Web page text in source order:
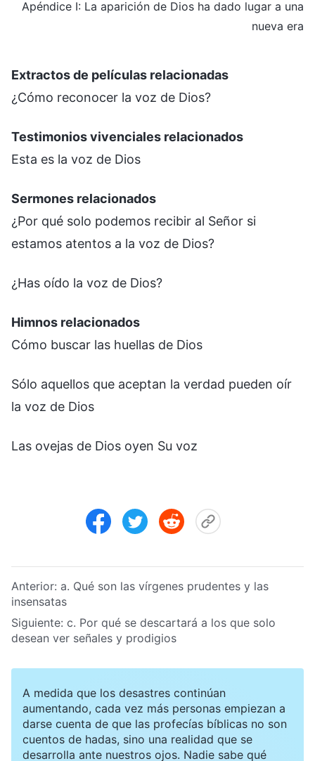
Apéndice I: La aparición de Dios ha dado lugar a una
nueva era
Extractos de películas relacionadas
¿Cómo reconocer la voz de Dios?
Testimonios vivenciales relacionados
Esta es la voz de Dios
Sermones relacionados
¿Por qué solo podemos recibir al Señor si
estamos atentos a la voz de Dios?
¿Has oído la voz de Dios?
Himnos relacionados
Cómo buscar las huellas de Dios
Sólo aquellos que aceptan la verdad pueden oír
la voz de Dios
Las ovejas de Dios oyen Su voz
Anterior: a. Qué son las vírgenes prudentes y las
insensatas
Siguiente: c. Por qué se descartará a los que solo
desean ver señales y prodigios
A medida que los desastres continúan
aumentando, cada vez más personas empiezan a
darse cuenta de que las profecías bíblicas no son
cuentos de hadas, sino una realidad que se
desarrolla ante nuestros ojos. Nadie sabe qué